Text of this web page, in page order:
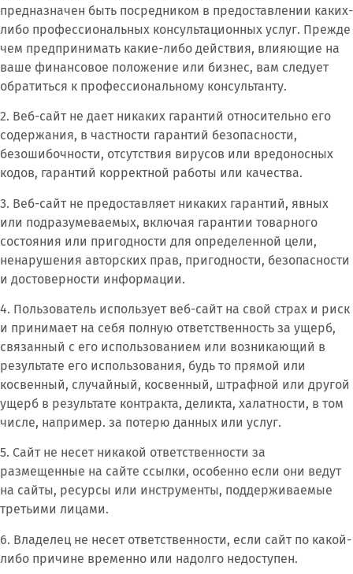
предназначен быть посредником в предоставлении каких-
либо профессиональных консультационных услуг. Прежде
чем предпринимать какие-либо действия, влияющие на
ваше финансовое положение или бизнес, вам следует
обратиться к профессиональному консультанту.
2. Веб-сайт не дает никаких гарантий относительно его
содержания, в частности гарантий безопасности,
безошибочности, отсутствия вирусов или вредоносных
кодов, гарантий корректной работы или качества.
3. Веб-сайт не предоставляет никаких гарантий, явных
или подразумеваемых, включая гарантии товарного
состояния или пригодности для определенной цели,
ненарушения авторских прав, пригодности, безопасности
и достоверности информации.
4. Пользователь использует веб-сайт на свой страх и риск
и принимает на себя полную ответственность за ущерб,
связанный с его использованием или возникающий в
результате его использования, будь то прямой или
косвенный, случайный, косвенный, штрафной или другой
ущерб в результате контракта, деликта, халатности, в том
числе, например. за потерю данных или услуг.
5. Сайт не несет никакой ответственности за
размещенные на сайте ссылки, особенно если они ведут
на сайты, ресурсы или инструменты, поддерживаемые
третьими лицами.
6. Владелец не несет ответственности, если сайт по какой-
либо причине временно или надолго недоступен.